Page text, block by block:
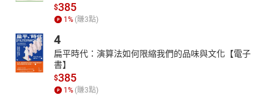
$385
1 % (賺3點)
4
扁平時代：演算法如何限縮我們的品味與文化【電子
書】
$385
1 % (賺3點)